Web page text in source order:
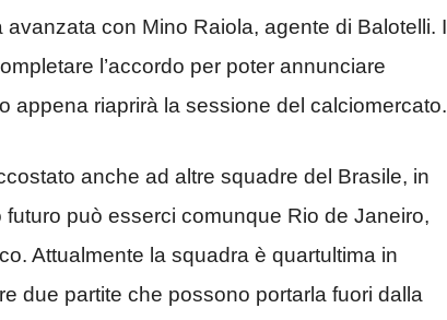
avanzata con Mino Raiola, agente di Balotelli. Il
l’accordo per poter annunciare
appena riaprirà la sessione del calciomercato.
anche ad altre squadre del Brasile, in
può esserci comunque Rio de Janeiro,
Attualmente la squadra è quartultima in
due partite che possono portarla fuori dalla